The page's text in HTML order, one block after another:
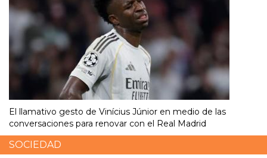
El llamativo gesto de Vinícius Júnior en medio de las
conversaciones para renovar con el Real Madrid
SOCIEDAD